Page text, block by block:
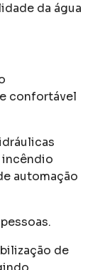
da água
confortável
incêndio
automação
de